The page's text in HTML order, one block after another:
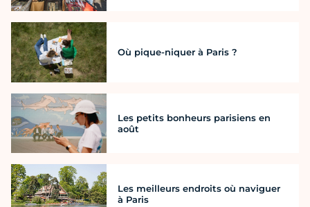
Où pique-niquer à Paris ?
Les petits bonheurs parisiens en
août
Les meilleurs endroits où naviguer
à Paris